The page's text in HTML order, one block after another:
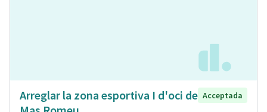
Arreglar la zona esportiva I d'oci de Acceptada